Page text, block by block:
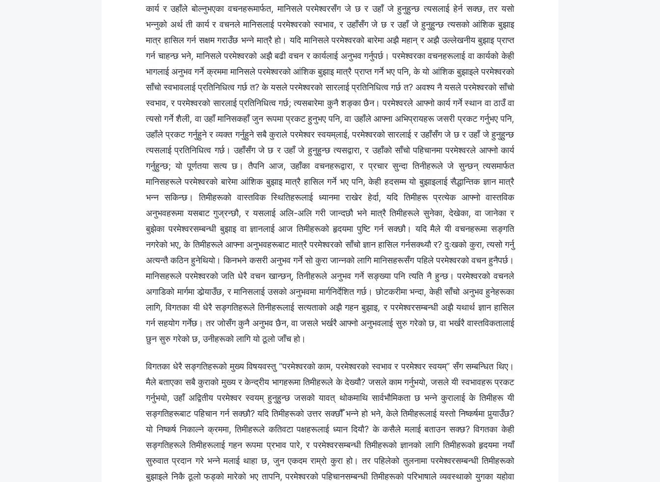
कार्य र उहाँले बोल्‍नुभएका वचनहरूमार्फत, मानिसले परमेश्‍वरसँग जे छ र उहाँ जे हुनुहुन्छ त्यसलाई हेर्न सक्छ, तर यसो
भन्‍नुको अर्थ ती कार्य र वचनले मानिसलाई परमेश्‍वरको स्वभाव, र उहाँसँग जे छ र उहाँ जे हुनुहुन्छ त्यसको आंशिक बुझाइ
मात्र हासिल गर्न सक्षम गराउँछ भन्‍ने मात्रै हो। यदि मानिसले परमेश्‍वरको बारेमा अझै महान् र अझै उल्‍लेखनीय बुझाइ प्राप्त
गर्न चाहन्छ भने, मानिसले परमेश्‍वरको अझै बढी वचन र कार्यलाई अनुभव गर्नुपर्छ। परमेश्‍वरका वचनहरूलाई वा कार्यको केही
भागलाई अनुभव गर्ने क्रममा मानिसले परमेश्‍वरको आंशिक बुझाइ मात्रै प्राप्त गर्ने भए पनि, के यो आंशिक बुझाइले परमेश्‍वरको
साँचो स्वभावलाई प्रतिनिधित्व गर्छ त? के यसले परमेश्‍वरको सारलाई प्रतिनिधित्व गर्छ त? अवश्‍य नै यसले परमेश्‍वरको साँचो
स्वभाव, र परमेश्‍वरको सारलाई प्रतिनिधित्व गर्छ; त्यसबारेमा कुनै शङ्का छैन। परमेश्‍वरले आफ्‍नो कार्य गर्ने स्थान वा ठाउँ वा
त्यसो गर्ने शैली, वा उहाँ मानिसकहाँ जुन रूपमा प्रकट हुनुभए पनि, वा उहाँले आफ्ना अभिप्रायहरू जसरी प्रकट गर्नुभए पनि,
उहाँले प्रकट गर्नुहुने र व्यक्त गर्नुहुने सबै कुराले परमेश्‍वर स्वयम्‌लाई, परमेश्‍वरको सारलाई र उहाँसँग जे छ र उहाँ जे हुनुहुन्छ
त्यसलाई प्रतिनिधित्व गर्छ। उहाँसँग जे छ र उहाँ जे हुनुहुन्छ त्यसद्वारा, र उहाँको साँचो पहिचानमा परमेश्‍वरले आफ्‍नो कार्य
गर्नुहुन्छ; यो पूर्णतया सत्य छ। तैपनि आज, उहाँका वचनहरूद्वारा, र प्रचार सुन्दा तिनीहरूले जे सुन्छन् त्यसमार्फत
मानिसहरूले परमेश्‍वरको बारेमा आंशिक बुझाइ मात्रै हासिल गर्ने भए पनि, केही हदसम्‍म यो बुझाइलाई सैद्धान्तिक ज्ञान मात्रै
भन्‍न सकिन्छ। तिमीहरूको वास्तविक स्थितिहरूलाई ध्यानमा राखेर हेर्दा, यदि तिमीहरू प्रत्येक आफ्‍नो वास्तविक
अनुभवहरूमा यसबाट गुज्रन्छौ, र यसलाई अलि-अलि गरी जान्दछौ भने मात्रै तिमीहरूले सुनेका, देखेका, वा जानेका र
बुझेका परमेश्‍वरसम्‍बन्धी बुझाइ वा ज्ञानलाई आज तिमीहरूको हृदयमा पुष्टि गर्न सक्छौ। यदि मैले यी वचनहरूमा सङ्गति
नगरेको भए, के तिमीहरूले आफ्ना अनुभवहरूबाट मात्रै परमेश्‍वरको साँचो ज्ञान हासिल गर्नसक्थ्यौ र? दुःखको कुरा, त्यसो गर्नु
अत्यन्तै कठिन हुनेथियो। किनभने कसरी अनुभव गर्ने सो कुरा जान्‍नको लागि मानिसहरूसँग पहिले परमेश्‍वरको वचन हुनैपर्छ।
मानिसहरूले परमेश्‍वरको जति धेरै वचन खान्छन्, तिनीहरूले अनुभव गर्ने सङ्ख्या पनि त्यति नै हुन्छ। परमेश्‍वरको वचनले
अगाडिको मार्गमा डोर्‍याउँछ, र मानिसलाई उसको अनुभवमा मार्गनिर्देशित गर्छ। छोटकरीमा भन्दा, केही साँचो अनुभव हुनेहरूका
लागि, विगतका यी धेरै सङ्गतिहरूले तिनीहरूलाई सत्यताको अझै गहन बुझाइ, र परमेश्‍वरसम्‍बन्धी अझै यथार्थ ज्ञान हासिल
गर्न सहयोग गर्नेछ। तर जोसँग कुनै अनुभव छैन, वा जसले भर्खरै आफ्‍नो अनुभवलाई सुरु गरेको छ, वा भर्खरै वास्तविकतालाई
छुन सुरु गरेको छ, उनीहरूको लागि यो ठूलो जाँच हो।
विगतका धेरै सङ्गतिहरूको मुख्य विषयवस्तु “परमेश्‍वरको काम, परमेश्‍वरको स्वभाव र परमेश्‍वर स्वयम्” सँग सम्‍बन्धित थिए।
मैले बताएका सबै कुराको मुख्य र केन्द्रीय भागहरूमा तिमीहरूले के देख्यौ? जसले काम गर्नुभयो, जसले यी स्वभावहरू प्रकट
गर्नुभयो, उहाँ अद्वितीय परमेश्‍वर स्वयम् हुनुहुन्छ जसको यावत् थोकमाथि सार्वभौमिकता छ भन्‍ने कुरालाई के तिमीहरू यी
सङ्गतिहरूबाट पहिचान गर्न सक्छौ? यदि तिमीहरूको उत्तर सक्छौँ भन्‍ने हो भने, केले तिमीहरूलाई यस्तो निष्कर्षमा पुर्‍याउँछ?
यो निष्कर्ष निकाल्‍ने क्रममा, तिमीहरूले कतिवटा पक्षहरूलाई ध्यान दियौ? के कसैले मलाई बताउन सक्छ? विगतका केही
सङ्गतिहरूले तिमीहरूलाई गहन रूपमा प्रभाव पारे, र परमेश्‍वरसम्‍बन्धी तिमीहरूको ज्ञानको लागि तिमीहरूको हृदयमा नयाँ
सुरुवात प्रदान गरे भन्‍ने मलाई थाहा छ, जुन एकदम राम्रो कुरा हो। तर पहिलेको तुलनामा परमेश्‍वरसम्‍बन्धी तिमीहरूको
बुझाइले निकै ठूलो फड्को मारेको भए तापनि, परमेश्‍वरको पहिचानसम्‍बन्धी तिमीहरूको परिभाषाले व्यवस्थाको युगका यहोवा